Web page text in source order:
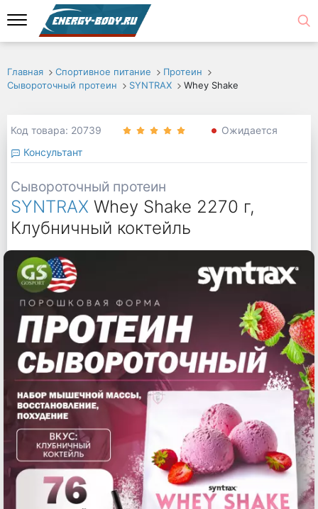
Главная Спортивное питание
Протеин
Сывороточный протеин
SYNTRAX Whey Shake
Код товара: 20739
Ожидается
Консультант
Сывороточный протеин
SYNTRAX Whey Shake 2270 г,
Клубничный коктейль